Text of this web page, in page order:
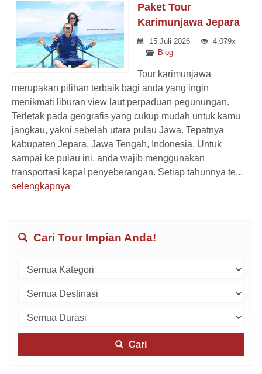
Paket Tour
Karimunjawa Jepara
15 Juli 2026
4.079x
Blog
Tour karimunjawa
merupakan pilihan terbaik bagi anda yang ingin
menikmati liburan view laut perpaduan pegunungan.
Terletak pada geografis yang cukup mudah untuk kamu
jangkau, yakni sebelah utara pulau Jawa. Tepatnya
kabupaten Jepara, Jawa Tengah, Indonesia. Untuk
sampai ke pulau ini, anda wajib menggunakan
transportasi kapal penyeberangan. Setiap tahunnya te...
selengkapnya
Cari Tour Impian Anda!
Cari